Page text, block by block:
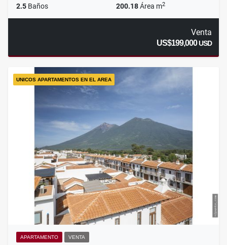
2.5 Baños 200.18Área m2
Venta
US$199,000USD
UNICOS APARTAMENTOS EN EL AREA
APARTAMENTO VENTA